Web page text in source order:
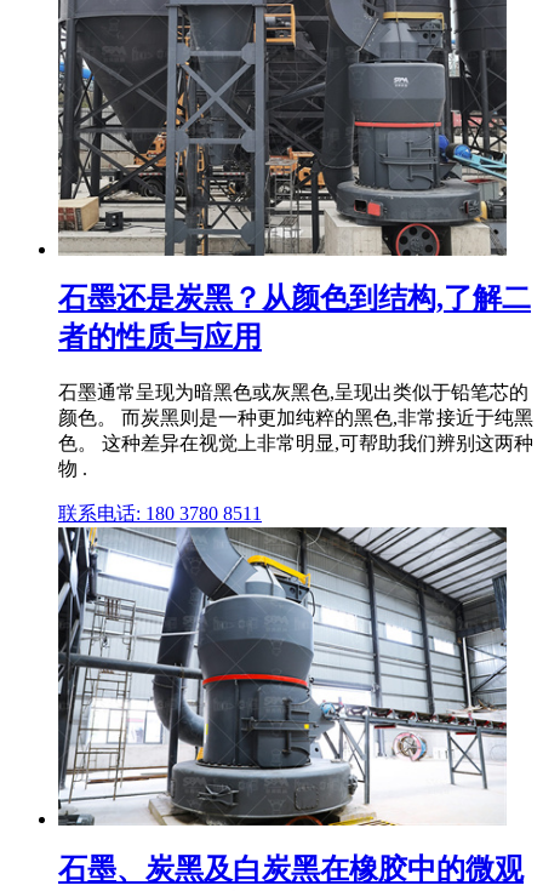
石墨还是炭黑？从颜色到结构,了解二
者的性质与应用
石墨通常呈现为暗黑色或灰黑色,呈现出类似于铅笔芯的
颜色。 而炭黑则是一种更加纯粹的黑色,非常接近于纯黑
色。 这种差异在视觉上非常明显,可帮助我们辨别这两种
物 .
联系电话: 180 3780 8511
石墨、炭黑及白炭黑在橡胶中的微观